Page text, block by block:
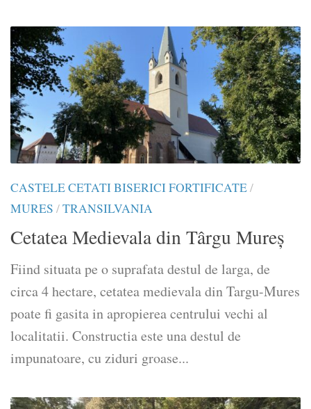
CASTELE CETATI BISERICI FORTIFICATE/
MURES /TRANSILVANIA
Cetatea Medievala din Târgu Mureș
Fiind situata pe o suprafata destul de larga, de
circa 4 hectare, cetatea medievala din Targu-Mures
poate fi gasita in apropierea centrului vechi al
localitatii. Constructia este una destul de
impunatoare, cu ziduri groase...